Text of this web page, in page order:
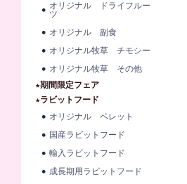
オリジナル ドライフルー
ツ
オリジナル 副食
オリジナル牧草 チモシー
オリジナル牧草 その他
★期間限定フェア
★ラビットフード
オリジナル ペレット
国産ラビットフード
輸入ラビットフード
成長期用ラビットフード